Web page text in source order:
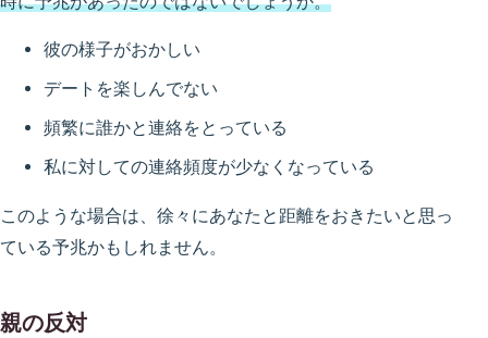
彼の様子がおかしい
デートを楽しんでない
頻繁に誰かと連絡をとっている
私に対しての連絡頻度が少なくなっている
このような場合は、徐々にあなたと距離をおきたいと思っ
ている予兆かもしれません。
親の反対